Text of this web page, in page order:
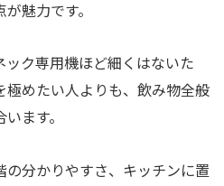
魅力です。
ク専用機ほど細くはないた
めたい人よりも、飲み物全般
ます。
分かりやすさ、キッチンに置